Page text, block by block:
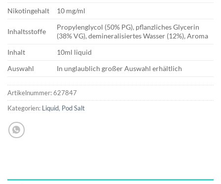
Nikotingehalt
10 mg/ml
Inhaltsstoffe
Propylenglycol (50% PG), pflanzliches Glycerin
(38% VG), demineralisiertes Wasser (12%), Aroma
Inhalt
10ml liquid
Auswahl
In unglaublich großer Auswahl erhältlich
Artikelnummer:627847
Kategorien: Liquid, Pod Salt